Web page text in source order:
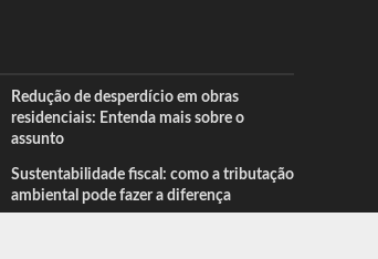
Redução de desperdício em obras
residenciais: Entenda mais sobre o
assunto
Sustentabilidade fiscal: como a tributação
ambiental pode fazer a diferença